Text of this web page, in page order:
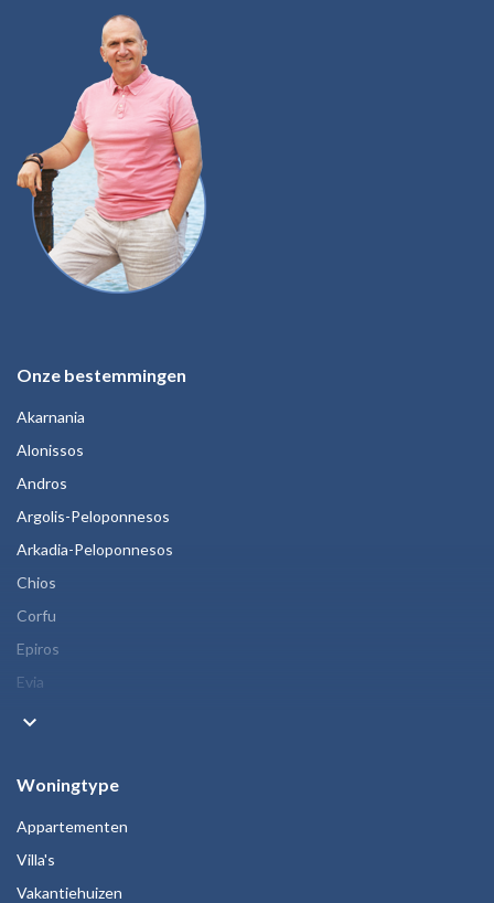
Onze bestemmingen
Akarnania
Alonissos
Andros
Argolis-Peloponnesos
Arkadia-Peloponnesos
Chios
Corfu
Epiros
Evia
keyboard_arrow_down
Woningtype
Appartementen
Villa's
Vakantiehuizen